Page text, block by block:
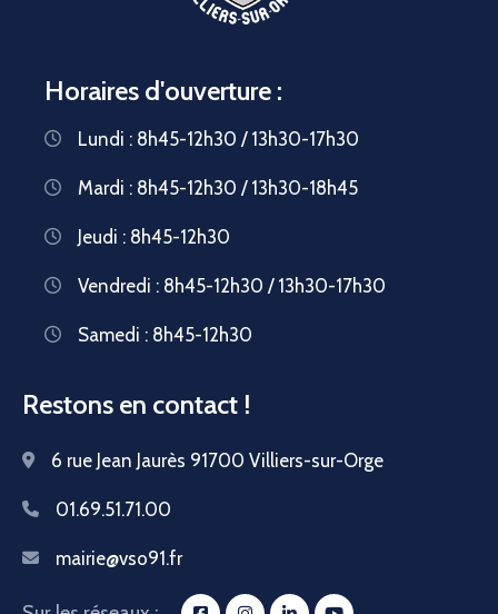
Horaires d'ouverture :
Lundi : 8h45-12h30 / 13h30-17h30
Mardi : 8h45-12h30 / 13h30-18h45
Jeudi : 8h45-12h30
Vendredi : 8h45-12h30 / 13h30-17h30
Samedi : 8h45-12h30
Restons en contact !
6 rue Jean Jaurès 91700 Villiers-sur-Orge
01.69.51.71.00
mairie@vso91.fr